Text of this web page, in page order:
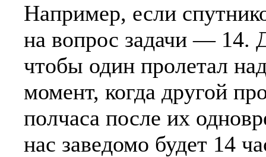
Например, если
на вопрос задачи — 14.
чтобы один пролетал
момент, когда другой
полчаса после их
нас заведомо будет 14